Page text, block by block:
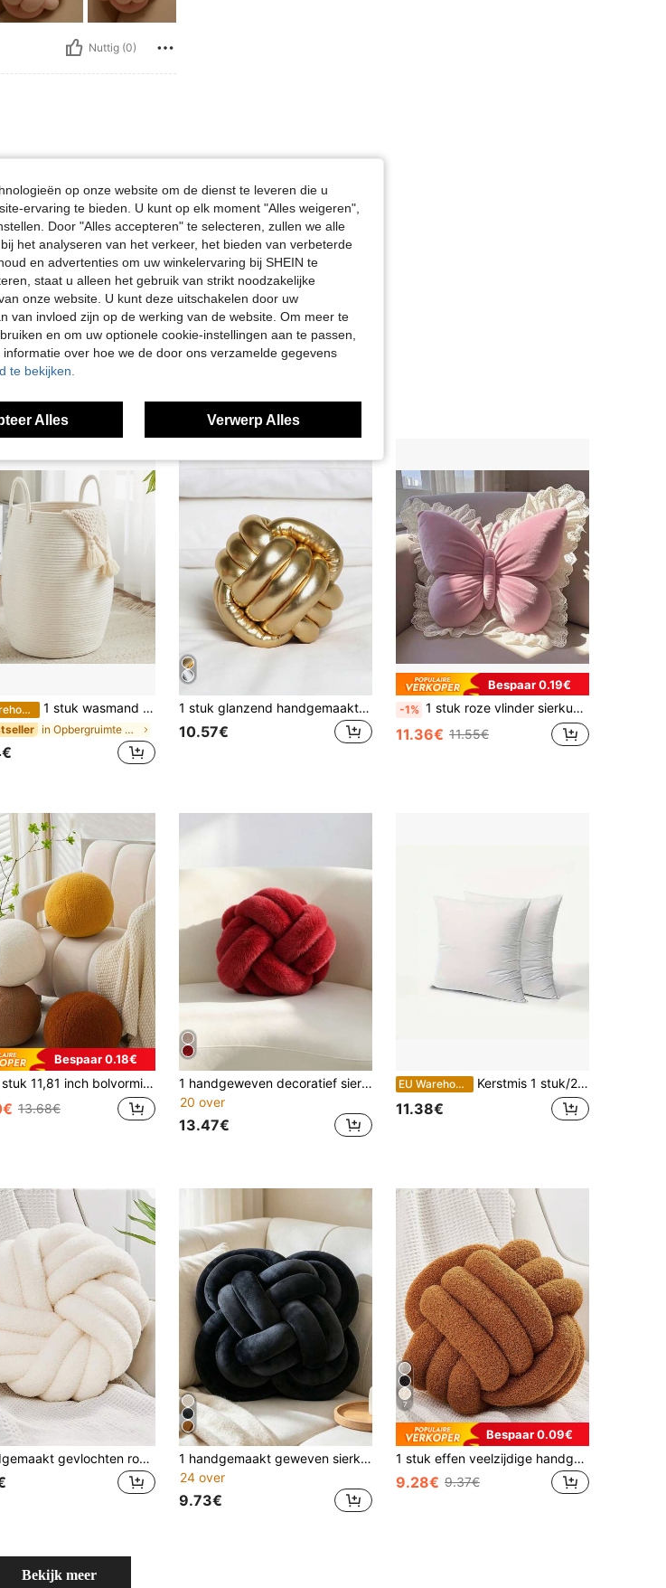
Nuttig (0)
Nuttig (1)
EU Warehouse 1 stuk wasmand in bohemienstijl, grote geweven wasmand met verlengde handgreep, handgeweven, geschikt voor gebruik in de slaapkamer en badkamer, opvouwbaar, open ontwerp, opbergmand, geschikt voor het opbergen van dekens, speelgoed, kussens, handdoeken en babybenodigdheden.
in Opbergruimte voor badkamertextiel Opslag en org
1 stuk glanzend handgemaakt sierkussen met geknoopte ballen, decoratief kussen geschikt voor bank, slaapkamer, luxe woondecoratie, goudkleurig
10.57€
Bespaar 0.19€
-1% 1 stuk roze vlinder sierkussen, geschikt voor bank en bed. Ideaal cadeau voor feestdagen, bruiloften, Kerstmis en ook als decoratief kussen.
11.36€ 11.55€
Bespaar 0.18€
inch bolvormig sierkussen, Scandinavisch rond kussen, pluche balvormig kussen, geschikt voor bank, slaapkamer
13.68€
1 handgeweven decoratief sierkussen, effen kleur, zacht en comfortabel, voor woonkamerbank, slaapkamer en bedhoofdbord, 3 maten beschikbaar, bordeauxrood
20 over
13.47€
EU Warehouse Kerstmis 1 stuk/2 stuks/4 stuks Hoogwaardige, hernieuwbare vezels, gevlokt, zacht, wasbaar, navulbaar, 3D-gevuld, sierkusseninzetstuk, geschikt voor bank, woonkamer, slaapkamer, feest, woondecoratie, nieuwjaarscadeau
11.38€
1 handgemaakt gevlochten rond kussen met 3 strengen, decoratief sfeer kussen, geschikt voor woonkamerbank, slaapkamerbed, twee maten beschikbaar, kleine maat is erg klein, controleer zorgvuldig de maattabel, wit
1 handgemaakt geweven sierkussen met Chinese knoop, zacht en comfortabel, decoratief kussen voor woonkamerbank, slaapkamerbed, kleine maat, zwart
24 over
9.73€
7
Bespaar 0.09€
1 stuk effen veelzijdige handgeweven 3-strengs bal, decoratief kussen, bank- en salontafeldecoratie, decoratief kussen voor slaapkamer en nachtkastje, karamel
9.28€ 9.37€
Bekijk meer
op onze website om de dienst te leveren die u
ervaring te bieden. U kunt op elk moment "Alles weigeren",
Door "Alles accepteren" te selecteren, zullen we alle
het analyseren van het verkeer, het bieden van verbeterde
en advertenties om uw winkelervaring bij SHEIN te
staat u alleen het gebruik van strikt noodzakelijke
onze website. U kunt deze uitschakelen door uw
van invloed zijn op de werking van de website. Om meer te
en om uw optionele cookie-instellingen aan te passen,
over hoe we de door ons verzamelde gegevens
te bekijken.
Alles Verwerp Alles